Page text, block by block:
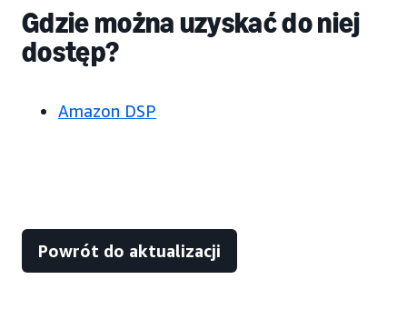
Gdzie można uzyskać do niej
dostęp?
Amazon DSP
Powrót do aktualizacji